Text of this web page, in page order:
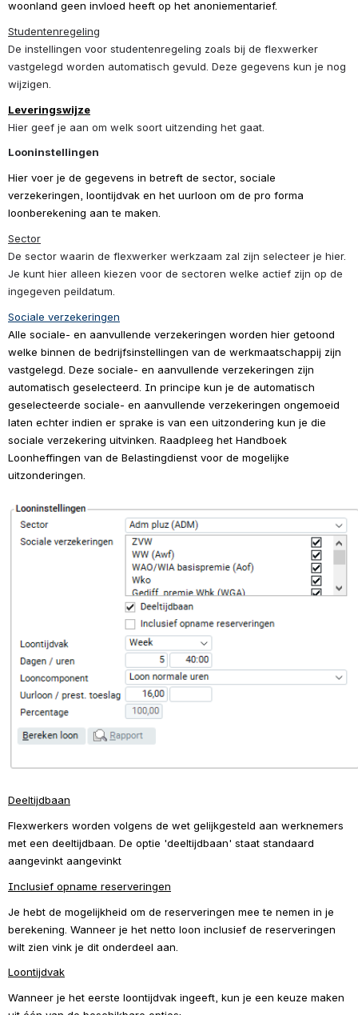
woonland geen invloed heeft op het anoniementarief.
Studentenregeling
De instellingen voor studentenregeling zoals bij de flexwerker
vastgelegd worden automatisch gevuld. Deze gegevens kun je nog
wijzigen.
Leveringswijze
Hier geef je aan om welk soort uitzending het gaat.
Looninstellingen
Hier voer je de gegevens in betreft de sector, sociale
verzekeringen, loontijdvak en het uurloon om de pro forma
loonberekening aan te maken.
Sector
De sector waarin de flexwerker werkzaam zal zijn selecteer je hier.
Je kunt hier alleen kiezen voor de sectoren welke actief zijn op de
ingegeven peildatum.
Sociale verzekeringen
Alle sociale- en aanvullende verzekeringen worden hier getoond
welke binnen de bedrijfsinstellingen van de werkmaatschappij zijn
vastgelegd. Deze sociale- en aanvullende verzekeringen zijn
automatisch geselecteerd. In principe kun je de automatisch
geselecteerde sociale- en aanvullende verzekeringen ongemoeid
laten echter indien er sprake is van een uitzondering kun je die
sociale verzekering uitvinken. Raadpleeg het Handboek
Loonheffingen van de Belastingdienst voor de mogelijke
uitzonderingen.
Open
Deeltijdbaan
Flexwerkers worden volgens de wet gelijkgesteld aan werknemers
met een deeltijdbaan. De optie 'deeltijdbaan' staat standaard
aangevinkt aangevinkt
Inclusief opname reserveringen
Je hebt de mogelijkheid om de reserveringen mee te nemen in je
berekening. Wanneer je het netto loon inclusief de reserveringen
wilt zien vink je dit onderdeel aan.
Loontijdvak
Wanneer je het eerste loontijdvak ingeeft, kun je een keuze maken